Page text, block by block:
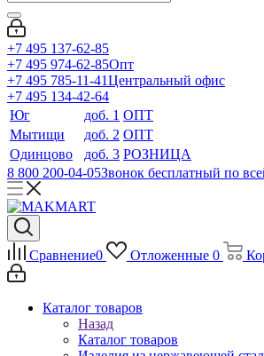
+7 495 137-62-85
+7 495 974-62-85Опт
+7 495 785-11-41Центральный офис
+7 495 134-42-64
Юг
доб. 1 ОПТ
Мытищи
доб. 2 ОПТ
Одинцово
доб. 3 РОЗНИЦА
8 800 200-04-05Звонок бесплатный по
Сравнение0 Отложенные 0
Каталог товаров
Назад
Каталог товаров